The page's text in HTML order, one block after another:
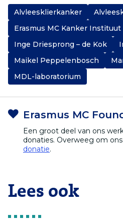
Alvleesklierkanker
Erasmus MC Kanker Instituut
Inge Driesprong – de Kok
Maikel Peppelenbosch
MDL-laboratorium
Erasmus MC
Een groot deel van ons
donaties. Overweeg om
donatie.
Lees ook